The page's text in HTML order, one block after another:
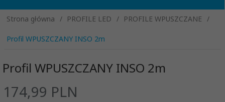
Strona główna PROFILE LED PROFILE WPUSZCZANE
Profil WPUSZCZANY INSO 2m
Profil WPUSZCZANY INSO 2m
174,99 PLN